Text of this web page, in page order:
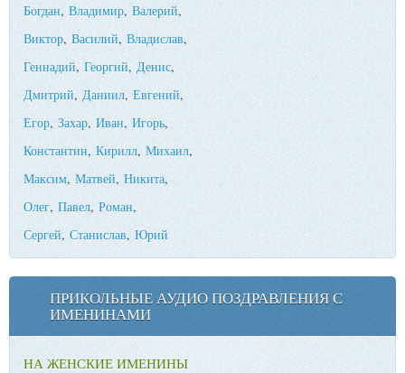
Богдан, Владимир,Валерий,
Виктор,Василий, Владислав,
Геннадий,Георгий, Денис,
Дмитрий,Даниил,Евгений,
Егор,Захар, Иван,Игорь,
Константин,Кирилл, Михаил,
Максим, Матвей,Никита,
Олег, Павел, Роман,
Сергей, Станислав,Юрий
ПРИКОЛЬНЫЕ АУДИО ПОЗДРАВЛЕНИЯ С
ИМЕНИНАМИ
НА ЖЕНСКИЕ ИМЕНИНЫ